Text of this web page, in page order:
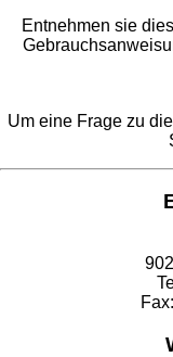
Entnehmen sie
Um eine Frage zu